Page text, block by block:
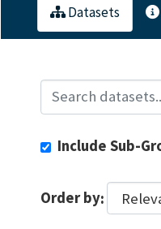
Datasets
Include Sub-
Order by